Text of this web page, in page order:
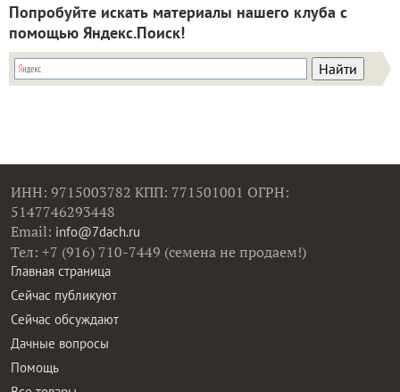
Попробуйте искать материалы нашего клуба с
помощью Яндекс.Поиск!
ИНН: 9715003782 КПП: 771501001 ОГРН:
5147746293448
Email: info@7dach.ru
Тел: +7 (916) 710-7449 (семена не продаем!)
Главная страница
Сейчас публикуют
Сейчас обсуждают
Дачные вопросы
Помощь